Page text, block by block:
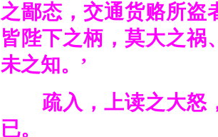
之鄙态，交通货赂所盗
皆陛下之柄，莫大之祸
未之知。’
疏入，上读之大怒
已。